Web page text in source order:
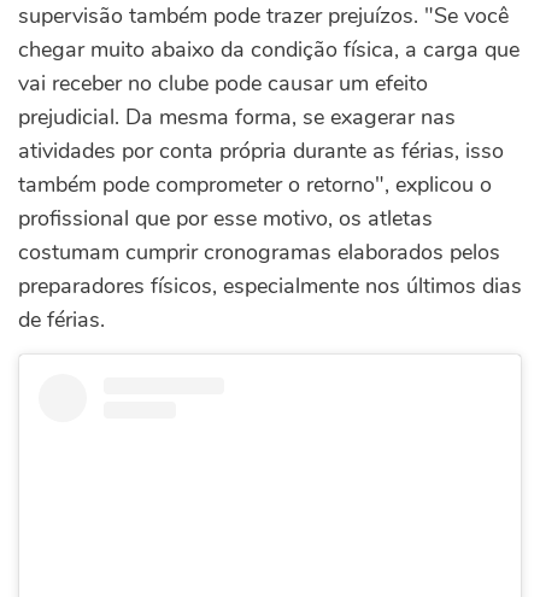
supervisão também pode trazer prejuízos. "Se você
chegar muito abaixo da condição física, a carga que
vai receber no clube pode causar um efeito
prejudicial. Da mesma forma, se exagerar nas
atividades por conta própria durante as férias, isso
também pode comprometer o retorno", explicou o
profissional que por esse motivo, os atletas
costumam cumprir cronogramas elaborados pelos
preparadores físicos, especialmente nos últimos dias
de férias.